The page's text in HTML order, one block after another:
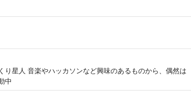
り星人 音楽やハッカソンなど興味のあるものから、偶然は
中